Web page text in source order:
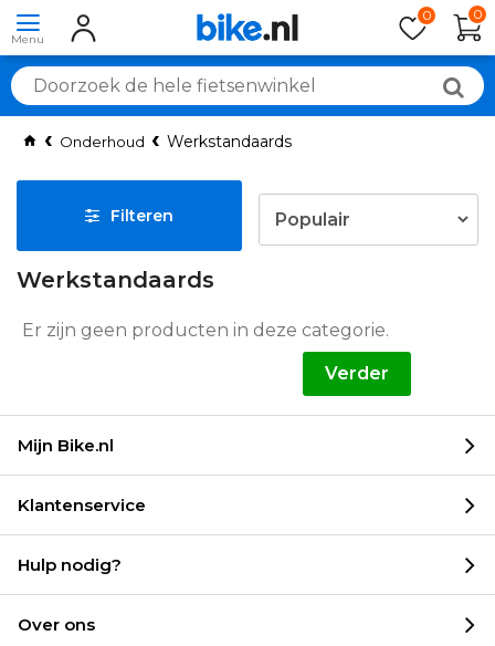
0 0
Onderhoud Werkstandaards
Filteren
Werkstandaards
Er zijn geen producten in deze categorie.
Verder
Mijn Bike.nl
Klantenservice
Hulp nodig?
Over ons